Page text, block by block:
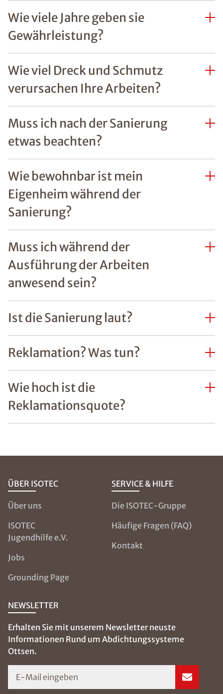
Wie viele Jahre geben sie
Gewährleistung?
Wie viel Dreck und Schmutz
verursachen Ihre Arbeiten?
Muss ich nach der Sanierung
etwas beachten?
Wie bewohnbar ist mein
Eigenheim während der
Sanierung?
Muss ich während der
Ausführung der Arbeiten
anwesend sein?
Ist die Sanierung laut?
Reklamation? Was tun?
Wie hoch ist die
Reklamationsquote?
ÜBER ISOTEC
Über uns
ISOTEC
Jugendhilfe e.V.
Jobs
Grounding Page
SERVICE & HILFE
Die ISOTEC-Gruppe
Häufige Fragen (FAQ)
Kontakt
NEWSLETTER
Erhalten Sie mit unserem Newsletter neuste
Informationen Rund um Abdichtungssysteme
Ottsen.
E-Mail eingeben